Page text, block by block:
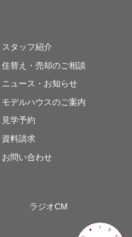
スタッフ紹介
住替え・売却のご相談
ニュース・お知らせ
モデルハウスのご案内
見学予約
資料請求
お問い合わせ
ラジオCM
♥